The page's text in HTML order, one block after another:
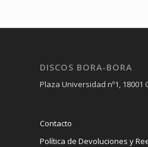
DISCOS BORA-BORA
Plaza Universidad nº1, 18001
Contacto
Política de Devoluciones y